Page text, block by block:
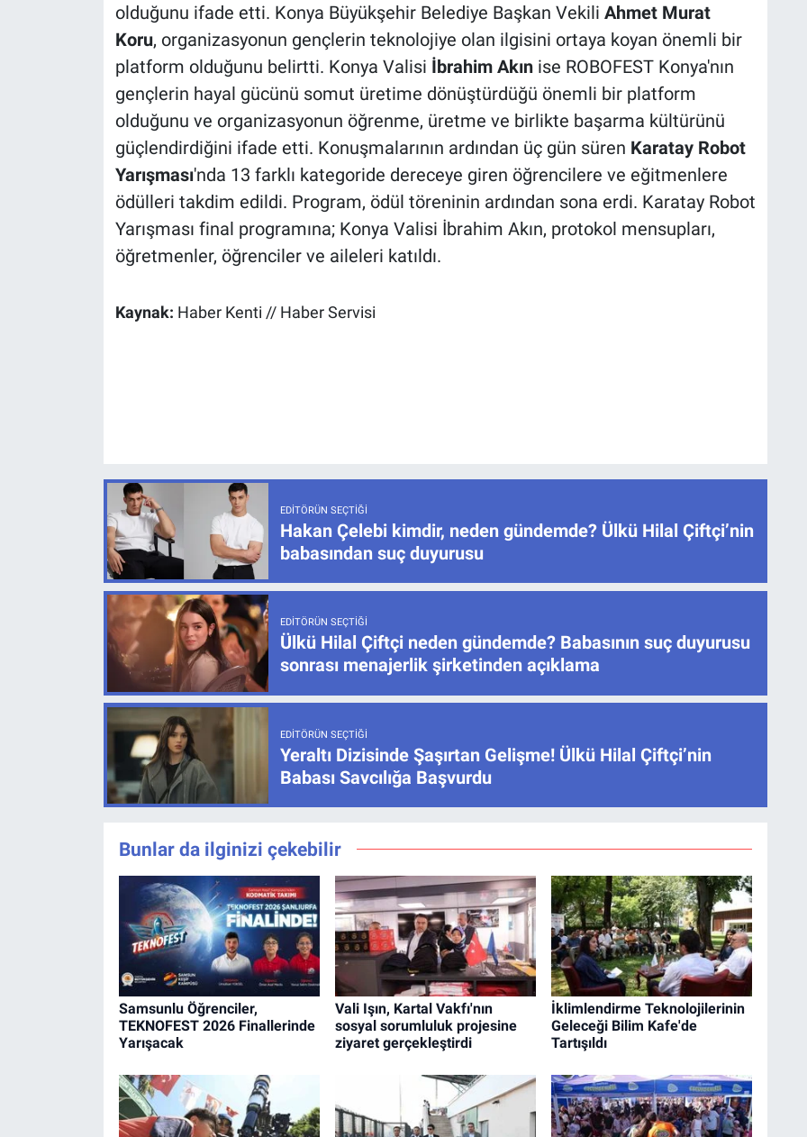
olduğunu ifade etti. Konya Büyükşehir Belediye Başkan Vekili Ahmet Murat
Koru, organizasyonun gençlerin teknolojiye olan ilgisini ortaya koyan önemli bir
platform olduğunu belirtti. Konya Valisi İbrahim Akınise ROBOFEST Konya'nın
gençlerin hayal gücünü somut üretime dönüştürdüğü önemli bir platform
olduğunu ve organizasyonun öğrenme, üretme ve birlikte başarma kültürünü
güçlendirdiğini ifade etti. Konuşmalarının ardından üç gün süren Karatay Robot
Yarışması'nda 13 farklı kategoride dereceye giren öğrencilere ve eğitmenlere
ödülleri takdim edildi. Program, ödül töreninin ardından sona erdi. Karatay Robot
Yarışması final programına; Konya Valisi İbrahim Akın, protokol mensupları,
öğretmenler, öğrenciler ve aileleri katıldı.
Kaynak: Haber Kenti // Haber Servisi
EDITÖRÜN SEÇTIĞI
Hakan Çelebi kimdir, neden gündemde? Ülkü Hilal Çiftçi’nin
babasından suç duyurusu
EDITÖRÜN SEÇTIĞI
Ülkü Hilal Çiftçi neden gündemde? Babasının suç duyurusu
sonrası menajerlik şirketinden açıklama
EDITÖRÜN SEÇTIĞI
Yeraltı Dizisinde Şaşırtan Gelişme! Ülkü Hilal Çiftçi’nin
Babası Savcılığa Başvurdu
Bunlar da ilginizi çekebilir
Samsunlu Öğrenciler,
TEKNOFEST 2026 Finallerinde
Yarışacak
Vali Işın, Kartal Vakfı'nın
sosyal sorumluluk projesine
ziyaret gerçekleştirdi
İklimlendirme Teknolojilerinin
Geleceği Bilim Kafe'de
Tartışıldı